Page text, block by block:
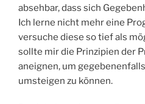
absehbar, dass sich
Ich lerne nicht mehr eine
versuche diese so tief als
sollte mir die Prinzipien der
aneignen, um
umsteigen zu können.